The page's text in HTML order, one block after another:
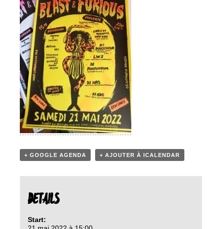
+ GOOGLE AGENDA + AJOUTER À ICALENDAR
DETAILS
Start: